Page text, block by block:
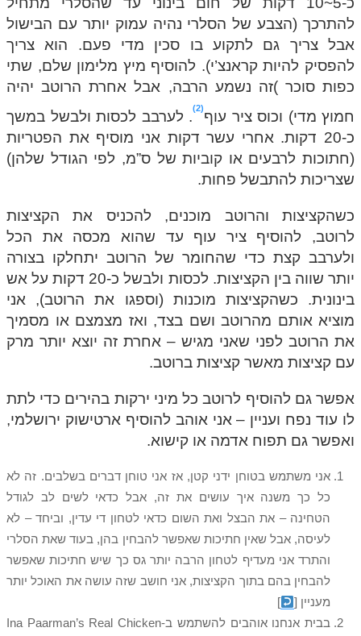
להתרכך (הצבע של הסלרי נהיה עמוק יותר עם הבישול
אבל צריך גם לתקוע בו סכין מדי פעם. הוא צריך
להפסיק להיות קראנצ’י). להוסיף מיץ מלימון שלם, שתי
כפות סוכר )זה נשמע הרבה, אבל אחרת הרוטב יהיה
חמוץ מדי) וכוס ציר עוף
2
. לערבב לכסות ולבשל במשך
כ-20 דקות. אחרי עשר דקות אני מוסיף את הפטריות
(חתוכות לרבעים או קוביות של ס”מ, לפי הגודל שלהן)
שצריכות להתבשל פחות.
כשהקציצות והרוטב מוכנים, להכניס את הקציצות
לרוטב, להוסיף ציר עוף עד שהוא מכסה את הכל
ולערבב קצת כדי שהחומר של הרוטב יתחלקו בצורה
יותר שווה בין הקציצות. לכסות ולבשל כ-20 דקות על אש
בינונית. כשהקציצות מוכנות (וספגו את הרוטב), אני
מוציא אותם מהרוטב ושם בצד, ואז מצמצם או מסמיך
את הרוטב לפני שאני מגיש – אחרת זה יוצא יותר מרק
עם קציצות מאשר קציצות ברוטב.
אפשר גם להוסיף לרוטב כל מיני ירקות בהירים כדי לתת
לו עוד נפח ועניין – אני אוהב להוסיף ארטישוק ירושלמי,
ואפשר גם תפוח אדמה או קישוא.
אני משתמש בטוחן ידני קטן, אז אני טוחן דברים בשלבים. זה לא
כל כך משנה איך עושים את זה, אבל כדאי לשים לב לגודל
הטחינה – את הבצל ואת השום כדאי לטחון די עדין, וביחד – לא
לעיסה, אבל שאין חתיכות שאפשר להבחין בהן, בעוד שאת הסלרי
והתרד אני מעדיף לטחון הרבה יותר גס כך שיש חתיכות שאפשר
להבחין בהם בתוך הקציצות, אני חושב שזה עושה את האוכל יותר
מעניין [
]
בבית אנחנו אוהבים להשתמש ב-Ina Paarman’s Real Chicken